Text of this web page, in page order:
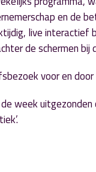
en de
live
de schermen
voor en
de week